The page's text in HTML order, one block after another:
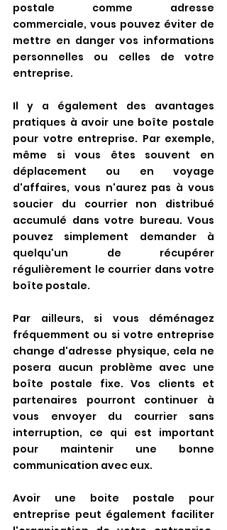
postale comme adresse
commerciale, vous pouvez éviter de
mettre en danger vos informations
personnelles ou celles de votre
entreprise.
Il y a également des avantages
pratiques à avoir une boîte postale
pour votre entreprise. Par exemple,
même si vous êtes souvent en
déplacement ou en voyage
d'affaires, vous n'aurez pas à vous
soucier du courrier non distribué
accumulé dans votre bureau. Vous
pouvez simplement demander à
quelqu'un de récupérer
régulièrement le courrier dans votre
boîte postale.
Par ailleurs, si vous déménagez
fréquemment ou si votre entreprise
change d'adresse physique, cela ne
posera aucun problème avec une
boîte postale fixe. Vos clients et
partenaires pourront continuer à
vous envoyer du courrier sans
interruption, ce qui est important
pour maintenir une bonne
communication avec eux.
Avoir une boite postale pour
entreprise peut également faciliter